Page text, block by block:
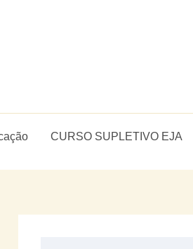
CURSO SUPLETIVO EJA